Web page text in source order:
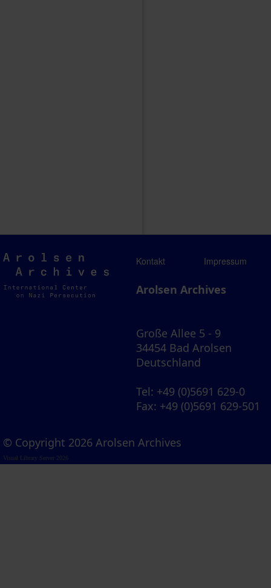
Arolsen
Archives
Kontakt Impressum
Arolsen Archives
Große Allee 5 - 9
34454 Bad Arolsen
Deutschland
Tel: +49 (0)5691 629-0
Fax: +49 (0)5691 629-501
© Copyright 2026 Arolsen Archives
Visual Library Server 2026